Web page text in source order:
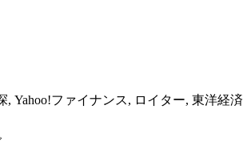
, Yahoo!ファイナンス, ロイター, 東洋経済